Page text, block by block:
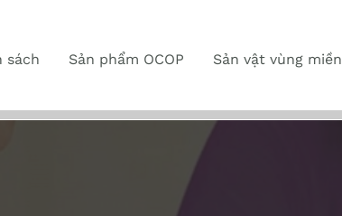
sách Sản phẩm OCOP Sản vật vùng miền